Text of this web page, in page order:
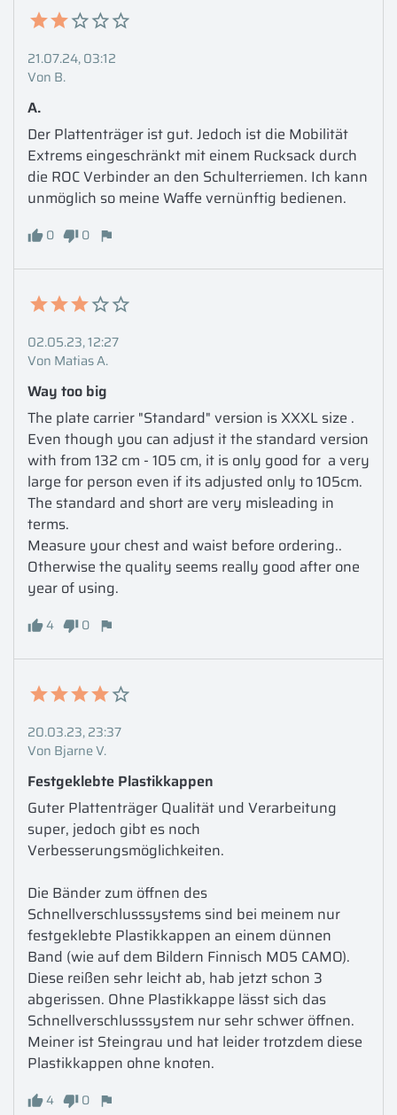
21.07.24, 03:12
Von B.
A.
Der Plattenträger ist gut. Jedoch ist die Mobilität
Extrems eingeschränkt mit einem Rucksack durch
die ROC Verbinder an den Schulterriemen. Ich kann
unmöglich so meine Waffe vernünftig bedienen.
0 0
02.05.23, 12:27
Von Matias A.
Way too big
The plate carrier "Standard" version is XXXL size .
Even though you can adjust it the standard version
with from 132 cm - 105 cm, it is only good for  a very
large for person even if its adjusted only to 105cm.
The standard and short are very misleading in
terms.
Measure your chest and waist before ordering..
Otherwise the quality seems really good after one
year of using.
4 0
20.03.23, 23:37
Von Bjarne V.
Festgeklebte Plastikkappen
Guter Plattenträger Qualität und Verarbeitung
super, jedoch gibt es noch
Verbesserungsmöglichkeiten.
Die Bänder zum öffnen des
Schnellverschlusssystems sind bei meinem nur
festgeklebte Plastikkappen an einem dünnen
Band (wie auf dem Bildern Finnisch M05 CAMO).
Diese reißen sehr leicht ab, hab jetzt schon 3
abgerissen. Ohne Plastikkappe lässt sich das
Schnellverschlusssystem nur sehr schwer öffnen.
Meiner ist Steingrau und hat leider trotzdem diese
Plastikkappen ohne knoten.
4 0